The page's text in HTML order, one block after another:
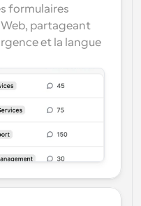
formulaires
partageant
et la langue